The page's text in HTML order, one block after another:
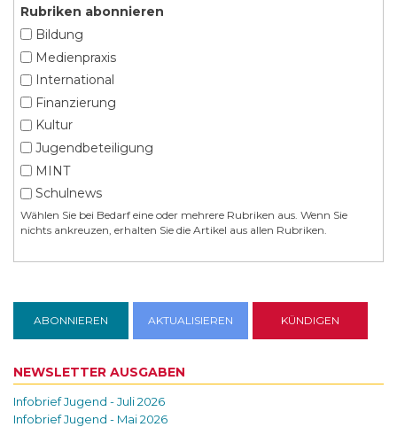
Rubriken abonnieren
Bildung
Medienpraxis
International
Finanzierung
Kultur
Jugendbeteiligung
MINT
Schulnews
Wählen Sie bei Bedarf eine oder mehrere Rubriken aus. Wenn Sie
nichts ankreuzen, erhalten Sie die Artikel aus allen Rubriken.
NEWSLETTER AUSGABEN
Infobrief Jugend - Juli 2026
Infobrief Jugend - Mai 2026